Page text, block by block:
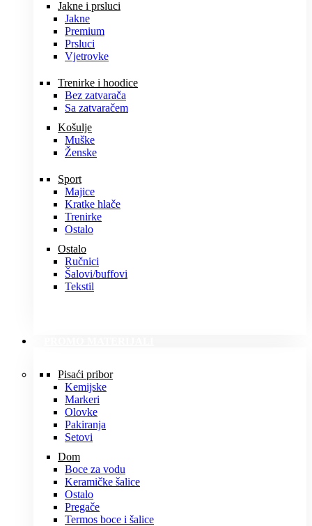
Jakne i prsluci
Jakne
Premium
Prsluci
Vjetrovke
Trenirke i hoodice
Bez zatvarača
Sa zatvaračem
Košulje
Muške
Ženske
Sport
Majice
Kratke hlače
Trenirke
Ostalo
Ostalo
Ručnici
Šalovi/buffovi
Tekstil
Pisaći pribor
Kemijske
Markeri
Olovke
Pakiranja
Setovi
Dom
Boce za vodu
Keramičke šalice
Ostalo
Pregače
Termos boce i šalice